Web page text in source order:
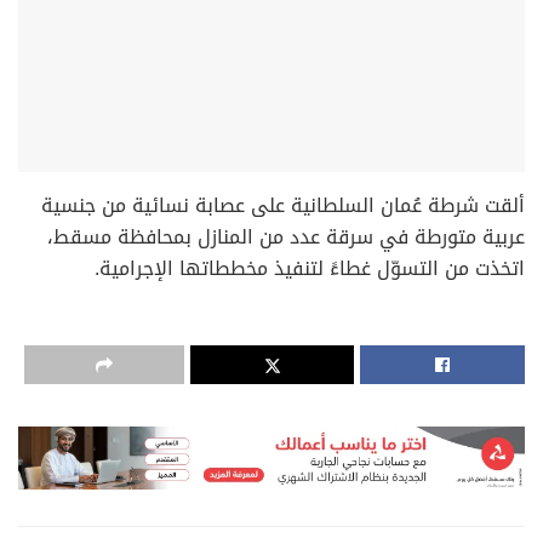
‏ألقت شرطة عُمان السلطانية على عصابة نسائية من جنسية
عربية متورطة في سرقة عدد من المنازل بمحافظة مسقط،
اتخذت من التسوّل غطاءً لتنفيذ مخططاتها الإجرامية.